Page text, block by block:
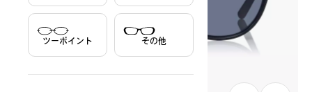
ツーポイント その他